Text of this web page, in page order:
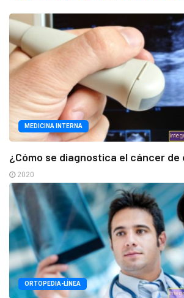
MEDICINA INTERNA
¿Cómo se diagnostica el cáncer de
2020
ORTOPEDIA-LÍNEA